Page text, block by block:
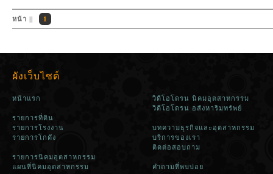
หน้า || 1
ผังเว็บไซต์
หน้าแรก
รายการที่ดิน
รายการโรงงาน
รายการโกดัง
รายการนิคมอุตสาหกรรม
แผนที่นิคมอุตสาหกรรม
วิดีโอโดรน นิคมอุตสาหกรรม
วิดีโอโดรน อสังหาริมทรัพย์
บทความธุรกิจและอุตสาหกรรม
บริการของเรา
ติดต่อสอบถาม
คำถามที่พบบ่อย